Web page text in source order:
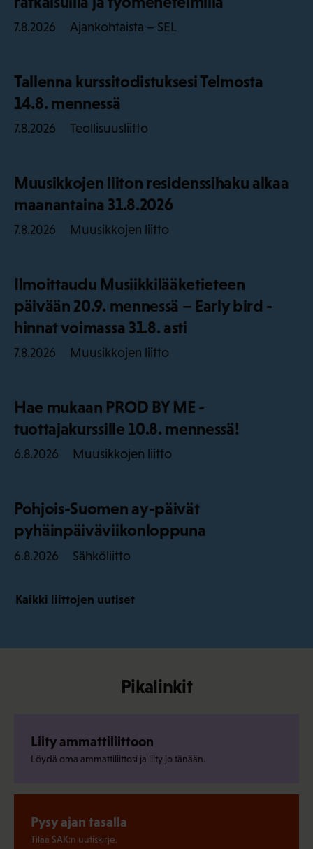
7.8.2026 Ajankohtaista – SEL
Tallenna kurssitodistuksesi Telmosta
14.8. mennessä
7.8.2026 Teollisuusliitto
Muusikkojen liiton residenssihaku alkaa
maanantaina 31.8.2026
7.8.2026 Muusikkojen liitto
Ilmoittaudu Musiikkilääketieteen
päivään 20.9. mennessä – Early bird -
hinnat voimassa 31.8. asti
7.8.2026 Muusikkojen liitto
Hae mukaan PROD BY ME -
tuottajakurssille 10.8. mennessä!
6.8.2026 Muusikkojen liitto
Pohjois-Suomen ay-päivät
pyhäinpäiväviikonloppuna
6.8.2026 Sähköliitto
Kaikki liittojen uutiset
Pikalinkit
Liity ammattiliittoon
Löydä oma ammattiliittosi ja liity jo tänään.
Pysy ajan tasalla
Tilaa SAK:n uutiskirje.